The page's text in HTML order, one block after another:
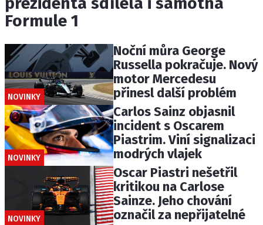
Formule 1
NOVINKY
Noční můra George
Russella pokračuje. Nový
motor Mercedesu
přinesl další problém
NOVINKY
Carlos Sainz objasnil
incident s Oscarem
Piastrim. Viní signalizaci
modrých vlajek
NOVINKY
Oscar Piastri nešetřil
kritikou na Carlose
Sainze. Jeho chování
označil za nepřijatelné